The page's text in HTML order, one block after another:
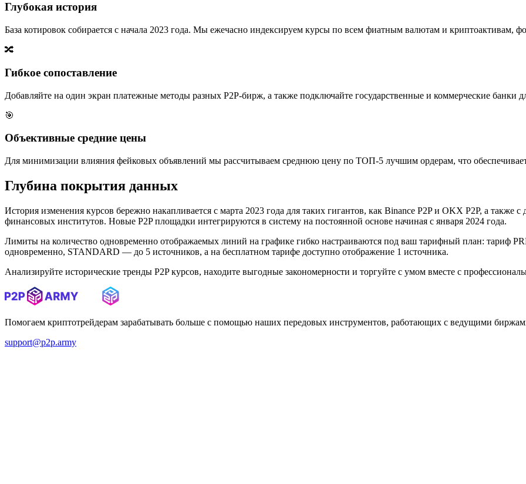
Глубокая история
База котировок собирается с начала 2023 года. Мы ежечасно индексируем курсы по всем фиатным валютам и криптоактивам,
🔀
Гибкое сопоставление
Добавляйте на один экран платежные методы разных P2P-бирж, а также подключайте государственные и коммерческие банки
🎯
Объективные средние цены
Для минимизации влияния фейковых объявлений мы рассчитываем среднюю цену по ТОП-5 лучшим ордерам, что
Глубина покрытия данных
История изменения курсов бережно накапливается с марта 2023 года для таких гигантов, как Binance P2P и OKX P2P, а также
финансовых институтов. Новые P2P площадки интегрируются в систему на постоянной основе начиная с января 2024 года.
Лимиты на количество одновременно отображаемых линий на графике гибко настраиваются под ваш тарифный план: тариф
одновременно, STANDARD — до 5 источников, а на бесплатном тарифе доступно отображение 1 источника.
Анализируйте исторические тренды P2P курсов, находите выгодные закономерности и торгуйте с умом вместе с
Помогаем криптотрейдерам зарабатывать больше с помощью наших передовых инструментов, работающих с ведущими
support@p2p.army